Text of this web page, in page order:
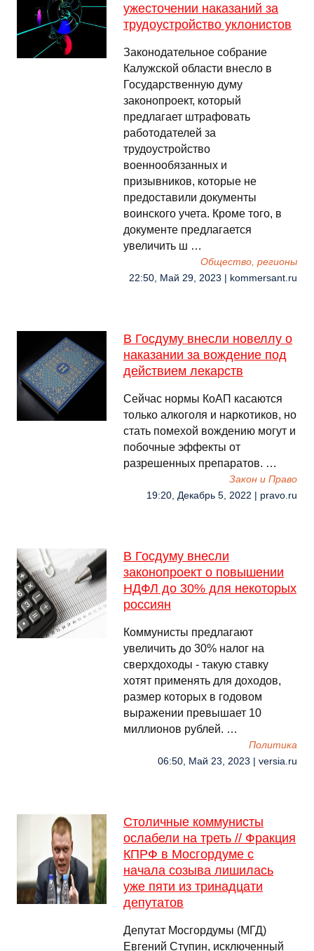
ужесточении наказаний за
трудоустройство уклонистов
Законодательное собрание
Калужской области внесло в
Государственную думу
законопроект, который
предлагает штрафовать
работодателей за
трудоустройство
военнообязанных и
призывников, которые не
предоставили документы
воинского учета. Кроме того, в
документе предлагается
увеличить ш …
Общество, регионы
22:50, Май 29, 2023 | kommersant.ru
В Госдуму внесли новеллу о
наказании за вождение под
действием лекарств
Сейчас нормы КоАП касаются
только алкоголя и наркотиков, но
стать помехой вождению могут и
побочные эффекты от
разрешенных препаратов. …
Закон и Право
19:20, Декабрь 5, 2022 | pravo.ru
В Госдуму внесли
законопроект о повышении
НДФЛ до 30% для некоторых
россиян
Коммунисты предлагают
увеличить до 30% налог на
сверхдоходы - такую ставку
хотят применять для доходов,
размер которых в годовом
выражении превышает 10
миллионов рублей. …
Политика
06:50, Май 23, 2023 | versia.ru
Столичные коммунисты
ослабели на треть // Фракция
КПРФ в Мосгордуме с
начала созыва лишилась
уже пяти из тринадцати
депутатов
Депутат Мосгордумы (МГД)
Евгений Ступин, исключенный